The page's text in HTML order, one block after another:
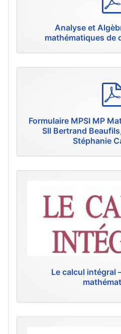
Analyse et
mathématiques de
Formulaire MPSI MP
SII Bertrand
Stéphanie
Le calcul intégral